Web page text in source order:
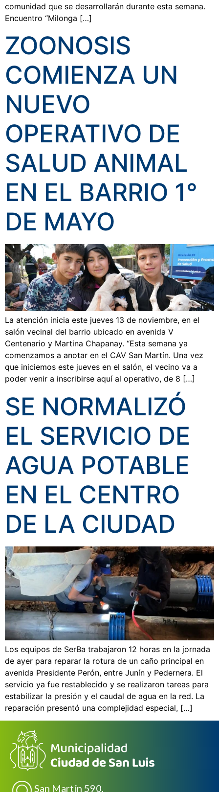
comunidad que se desarrollarán durante esta semana.
Encuentro “Milonga […]
ZOONOSIS
COMIENZA UN
NUEVO
OPERATIVO DE
SALUD ANIMAL
EN EL BARRIO 1°
DE MAYO
La atención inicia este jueves 13 de noviembre, en el
salón vecinal del barrio ubicado en avenida V
Centenario y Martina Chapanay. “Esta semana ya
comenzamos a anotar en el CAV San Martín. Una vez
que iniciemos este jueves en el salón, el vecino va a
poder venir a inscribirse aquí al operativo, de 8 […]
SE NORMALIZÓ
EL SERVICIO DE
AGUA POTABLE
EN EL CENTRO
DE LA CIUDAD
Los equipos de SerBa trabajaron 12 horas en la jornada
de ayer para reparar la rotura de un caño principal en
avenida Presidente Perón, entre Junín y Pedernera. El
servicio ya fue restablecido y se realizaron tareas para
estabilizar la presión y el caudal de agua en la red. La
reparación presentó una complejidad especial, […]
San Martín 590,